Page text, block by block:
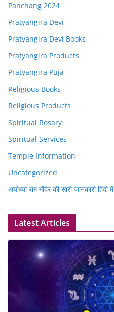
Panchang 2024
Pratyangira Devi
Pratyangira Devi Books
Pratyangira Products
Pratyangira Puja
Religious Books
Religious Products
Spiritual Rosary
Spiritual Services
Temple Information
Uncategorized
अयोध्या राम मंदिर की सारी जानकारी हिंदी में
Latest Articles